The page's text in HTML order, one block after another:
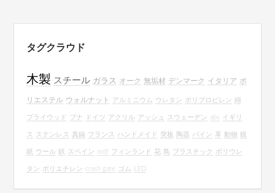
タグクラウド
木製 スチール ガラス オーク 無垢材 デンマーク イタリア ポ
リエステル ウォルナット アルミニウム ウレタン ポリプロピレン 綿
プライウッド ブナ ドイツ アクリル アッシュ スウェーデン abs イギリ
ス ステンレス 真鍮 フランス ハンドメイド 突板 陶器 パイン 革 動物 鏡
紙 ウール 鉄 スペイン mdf フィンランド 花 鳥 プラスチック ポリウレ
タン ポリエチレン crash gate ゴム LED